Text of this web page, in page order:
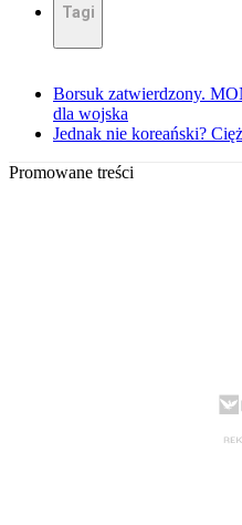
Tagi
Borsuk zatwierdzony.
dla wojska
Jednak nie koreański?
Promowane treści